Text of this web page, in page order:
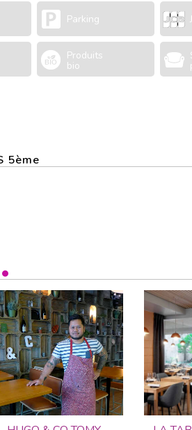
Parking
Produits
bio
5ème